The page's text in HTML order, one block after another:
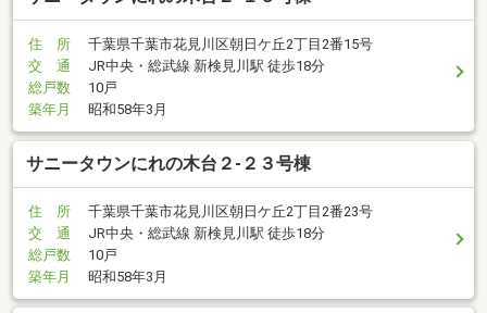
住 所
千葉県千葉市花見川区朝日ケ丘2丁目2番15号
交 通
JR中央・総武線 新検見川駅 徒歩18分
総戸数
10戸
築年月
昭和58年3月
サニータウンにれの木台２-２３号棟
住 所
千葉県千葉市花見川区朝日ケ丘2丁目2番23号
交 通
JR中央・総武線 新検見川駅 徒歩18分
総戸数
10戸
築年月
昭和58年3月